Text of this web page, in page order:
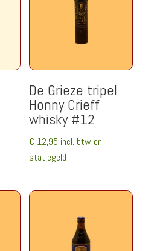
De Grieze tripel
Honny Crieff
whisky #12
€ 12,95 incl. btw en
statiegeld